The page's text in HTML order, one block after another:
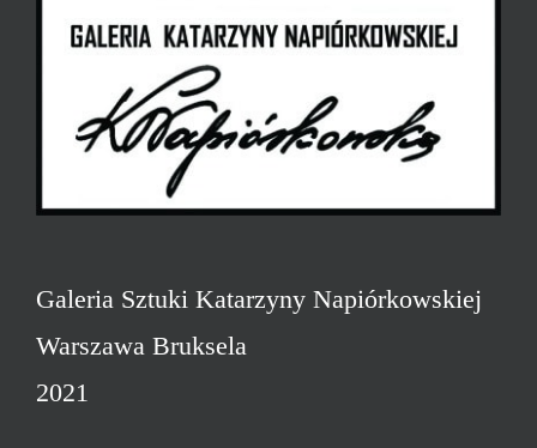
Galeria Sztuki Katarzyny Napiórkowskiej
Warszawa Bruksela
2021